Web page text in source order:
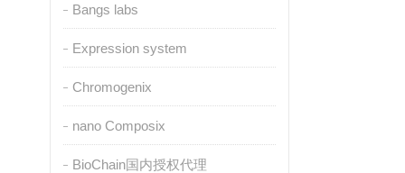
Bangs labs
Expression system
Chromogenix
nano Composix
BioChain国内授权代理